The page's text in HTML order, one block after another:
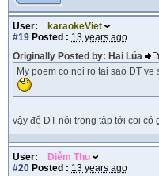
User:
karaokeViet
#19 Posted : 13 years ago
Originally Posted by: Hai Lúa
My poem co noi ro tai sao DT
vậy để DT nói trong tập tới coi
User:
Diễm Thu
#20 Posted : 13 years ago